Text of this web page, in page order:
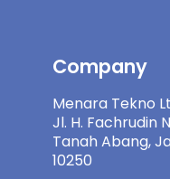
Company
Menara Tekno
Jl. H. Fachrudin
Tanah Abang,
10250